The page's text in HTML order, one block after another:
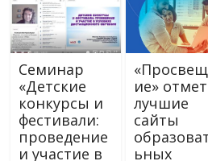
Семинар
«Детские
конкурсы и
фестивали:
проведение
и участие в
ие»
лучшие
сайты
ьных